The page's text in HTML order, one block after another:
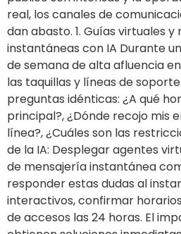
real, los canales de
dan abasto. 1. Guías virtuales y
instantáneas con IA Durante
de semana de alta afluencia
las taquillas y líneas de
preguntas idénticas: ¿A qué
principal?, ¿Dónde recojo mis
línea?, ¿Cuáles son las
de la IA: Desplegar agentes
de mensajería instantánea
responder estas dudas al
interactivos, confirmar
de accesos las 24 horas. El